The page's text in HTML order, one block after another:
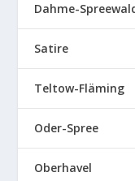
Dahme-
Satire
Teltow-Fläming
Oder-Spree
Oberhavel